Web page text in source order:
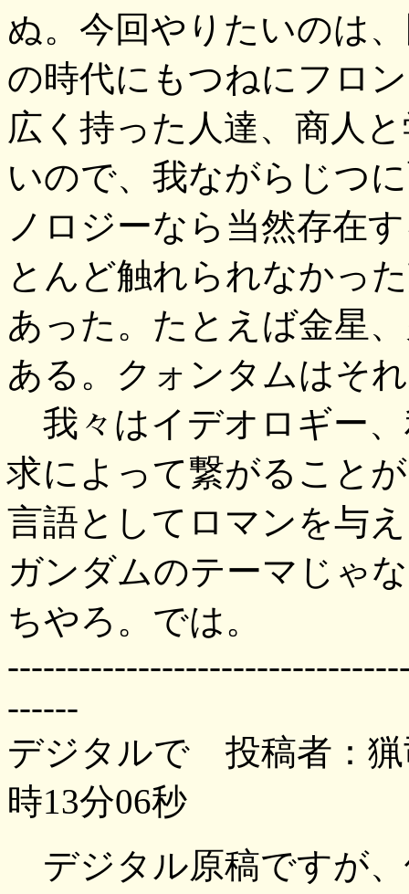
ぬ。今回やりたいのは
の時代にもつねにフロ
広く持った人達、商人
いので、我ながらじつ
ノロジーなら当然存在
とんど触れられなかっ
あった。たとえば金星
ある。クォンタムはそ
我々はイデオロギー
求によって繋がること
言語としてロマンを与
ガンダムのテーマじゃ
ちやろ。では。
------
デジタルで 投稿者：
時13分06秒
デジタル原稿ですが